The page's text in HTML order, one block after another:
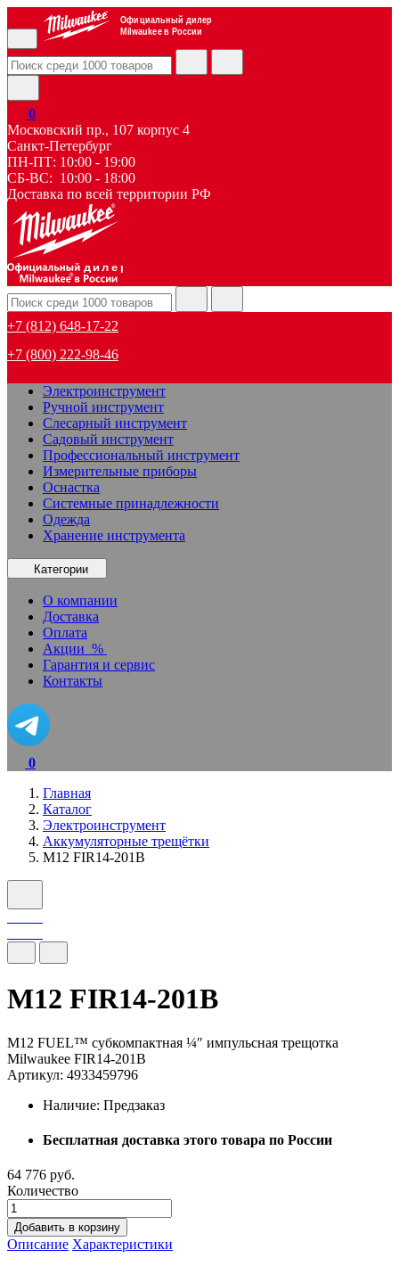
Официальный дилер
Milwaukee в России
0
Московский пр., 107 корпус 4
Санкт-Петербург
ПН-ПТ: 10:00 - 19:00
СБ-ВС: 10:00 - 18:00
Доставка по всей территории РФ
дилер
+7 (812) 648-17-22
+7 (800) 222-98-46
Электроинструмент
Ручной инструмент
Слесарный инструмент
Садовый инструмент
Профессиональный инструмент
Измерительные приборы
Оснастка
Системные принадлежности
Одежда
Хранение инструмента
Категории
О компании
Доставка
Оплата
Акции %
Гарантия и сервис
Контакты
0
Главная
Каталог
Электроинструмент
Аккумуляторные трещётки
M12 FIR14-201B
M12 FIR14-201B
M12 FUEL™ субкомпактная ¼″ импульсная трещотка
Milwaukee FIR14-201B
Артикул: 4933459796
Наличие: Предзаказ
Бесплатная доставка этого товара по России
64 776 руб.
Количество
Добавить в корзину
Описание Характеристики